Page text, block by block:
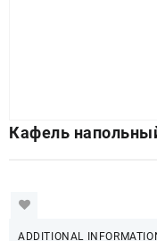
Кафель
ADDITIONAL